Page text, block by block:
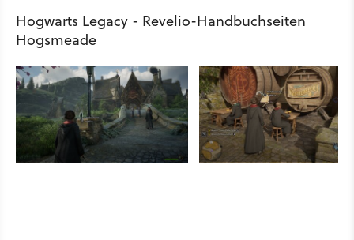
Hogwarts Legacy - Revelio-Handbuchseiten
Hogsmeade